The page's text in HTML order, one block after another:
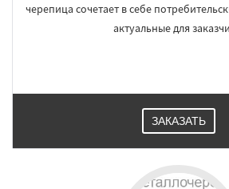
черепица сочетает в себе
актуальные для
ЗАКАЗАТЬ